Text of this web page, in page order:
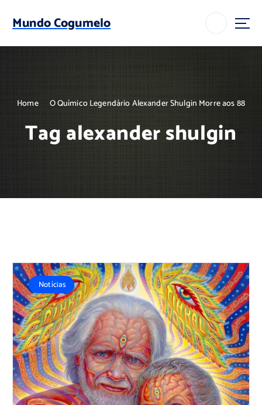
p
Mundo Cogumelo
Home O Químico Legendário Alexander Shulgin Morre aos 88
Tag alexander shulgin
Notícias